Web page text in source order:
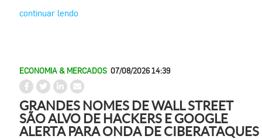
continuar lendo
ECONOMIA & MERCADOS 07/08/2026 14:39
GRANDES NOMES DE WALL STREET
SÃO ALVO DE HACKERS E GOOGLE
ALERTA PARA ONDA DE CIBERATAQUES